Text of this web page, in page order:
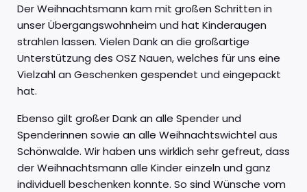
Der Weihnachtsmann kam mit großen Schritten in
unser Übergangswohnheim und hat Kinderaugen
strahlen lassen. Vielen Dank an die großartige
Unterstützung des OSZ Nauen, welches für uns eine
Vielzahl an Geschenken gespendet und eingepackt
hat.
Ebenso gilt großer Dank an alle Spender und
Spenderinnen sowie an alle Weihnachtswichtel aus
Schönwalde. Wir haben uns wirklich sehr gefreut, dass
der Weihnachtsmann alle Kinder einzeln und ganz
individuell beschenken konnte. So sind Wünsche vom